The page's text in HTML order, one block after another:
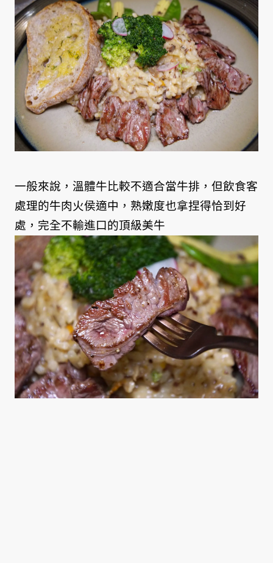
一般來說，溫體牛比較不適合當牛排，但飲食客
處理的牛肉火侯適中，熟嫩度也拿捏得恰到好
處，完全不輸進口的頂級美牛